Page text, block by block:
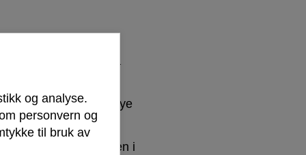
investeringer for å
opp mot hvor mye
i planperioden, men i
og analyse.
personvern og
til bruk av